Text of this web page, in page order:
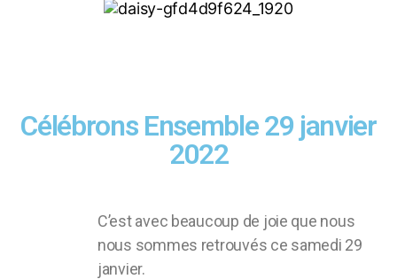
Célébrons Ensemble 29 janvier
2022
C’est avec beaucoup de joie que nous
nous sommes retrouvés ce samedi 29
janvier.